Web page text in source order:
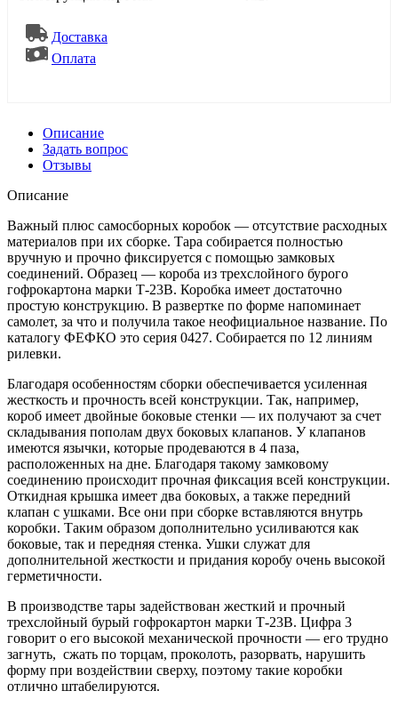
Доставка
Оплата
Описание
Задать вопрос
Отзывы
Описание
Важный плюс самосборных коробок — отсутствие расходных
материалов при их сборке. Тара собирается полностью
вручную и прочно фиксируется с помощью замковых
соединений. Образец — короба из трехслойного бурого
гофрокартона марки Т-23В. Коробка имеет достаточно
простую конструкцию. В развертке по форме напоминает
самолет, за что и получила такое неофициальное название. По
каталогу ФЕФКО это серия 0427. Собирается по 12 линиям
рилевки.
Благодаря особенностям сборки обеспечивается усиленная
жесткость и прочность всей конструкции. Так, например,
короб имеет двойные боковые стенки — их получают за счет
складывания пополам двух боковых клапанов. У клапанов
имеются язычки, которые продеваются в 4 паза,
расположенных на дне. Благодаря такому замковому
соединению происходит прочная фиксация всей конструкции.
Откидная крышка имеет два боковых, а также передний
клапан с ушками. Все они при сборке вставляются внутрь
коробки. Таким образом дополнительно усиливаются как
боковые, так и передняя стенка. Ушки служат для
дополнительной жесткости и придания коробу очень высокой
герметичности.
В производстве тары задействован жесткий и прочный
трехслойный бурый гофрокартон марки Т-23В. Цифра 3
говорит о его высокой механической прочности — его трудно
загнуть, сжать по торцам, проколоть, разорвать, нарушить
форму при воздействии сверху, поэтому такие коробки
отлично штабелируются.